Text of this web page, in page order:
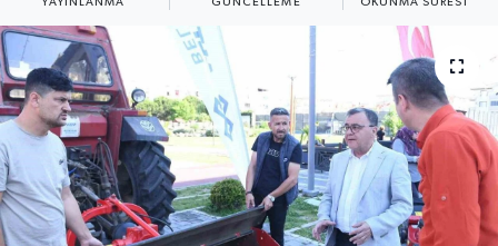
Dış Haberler
Dünya
EĞİTİM
EKONOMİ